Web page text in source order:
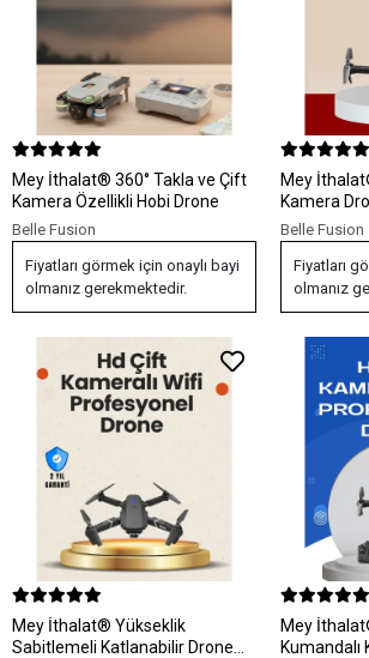
Mey İthalat® 360° Takla ve Çift
Kamera Özellikli Hobi Drone
Belle Fusion
Fiyatları görmek için onaylı bayi
olmanız gerekmektedir.
Mey
Kamera
Kumandalı
Belle Fusion
Fiyatları
olmanız
Mey İthalat® Yükseklik
Sabitlemeli Katlanabilir Drone
Mey
Kumandalı